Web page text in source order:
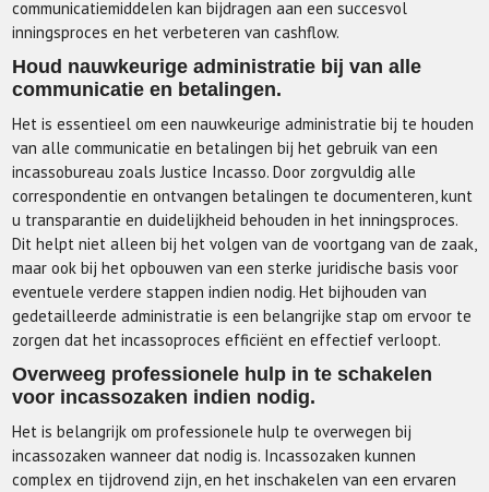
communicatiemiddelen kan bijdragen aan een succesvol
inningsproces en het verbeteren van cashflow.
Houd nauwkeurige administratie bij van alle
communicatie en betalingen.
Het is essentieel om een nauwkeurige administratie bij te houden
van alle communicatie en betalingen bij het gebruik van een
incassobureau zoals Justice Incasso. Door zorgvuldig alle
correspondentie en ontvangen betalingen te documenteren, kunt
u transparantie en duidelijkheid behouden in het inningsproces.
Dit helpt niet alleen bij het volgen van de voortgang van de zaak,
maar ook bij het opbouwen van een sterke juridische basis voor
eventuele verdere stappen indien nodig. Het bijhouden van
gedetailleerde administratie is een belangrijke stap om ervoor te
zorgen dat het incassoproces efficiënt en effectief verloopt.
Overweeg professionele hulp in te schakelen
voor incassozaken indien nodig.
Het is belangrijk om professionele hulp te overwegen bij
incassozaken wanneer dat nodig is. Incassozaken kunnen
complex en tijdrovend zijn, en het inschakelen van een ervaren